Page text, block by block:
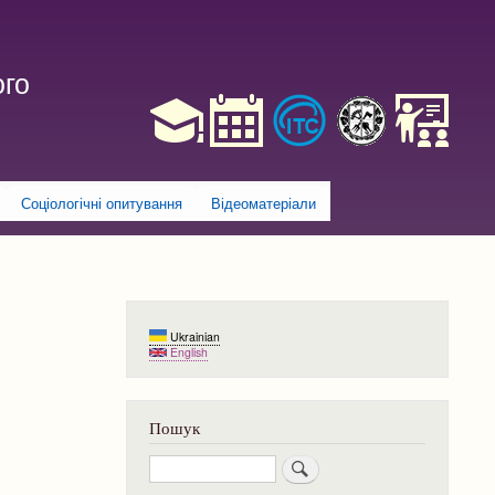
Соціологічні опитування Відеоматеріали
Ukrainian
English
Пошук
Пошук